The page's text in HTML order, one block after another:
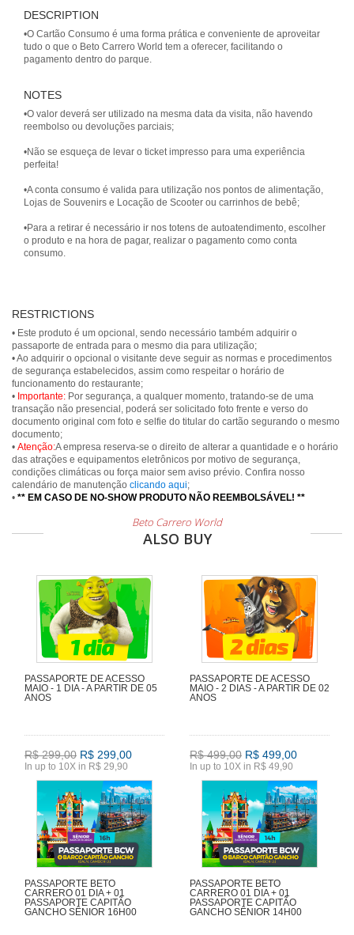
DESCRIPTION
•O Cartão Consumo é uma forma prática e conveniente de aproveitar
tudo o que o Beto Carrero World tem a oferecer, facilitando o
NOTES
•O valor deverá ser utilizado na mesma data da visita, não havendo
reembolso ou devoluções parciais;
•Não se esqueça de levar o ticket impresso para uma experiência
perfeita!
•A conta consumo é valida para utilização nos pontos de alimentação,
Lojas de Souvenirs e Locação de Scooter ou carrinhos de bebê;
•Para a retirar é necessário ir nos totens de autoatendimento, escolher
o produto e na hora de pagar, realizar o pagamento como conta
consumo.
RESTRICTIONS
• Este produto é um opcional, sendo necessário também adquirir o
passaporte de entrada para o mesmo dia para utilização;
• Ao adquirir o opcional o visitante deve seguir as normas e procedimentos
de segurança estabelecidos, assim como respeitar o horário de
funcionamento do restaurante;
• Importante: Por segurança, a qualquer momento, tratando-se de uma
transação não presencial, poderá ser solicitado foto frente e verso do
documento original com foto e selfie do titular do cartão segurando o mesmo
documento;
• Atenção:A empresa reserva-se o direito de alterar a quantidade e o horário
das atrações e equipamentos eletrônicos por motivo de segurança,
condições climáticas ou força maior sem aviso prévio. Confira nosso
calendário de manutenção clicando aqui;
• ** EM CASO DE NO-SHOW PRODUTO NÃO REEMBOLSÁVEL! **
Beto Carrero World
ALSO BUY
PASSAPORTE DE ACESSO
MAIO - 1 DIA - A PARTIR DE 05
ANOS
R$ 299,00 R$ 299,00
In up to 10X in R$ 29,90
PASSAPORTE DE ACESSO
MAIO - 2 DIAS - A PARTIR DE 02
ANOS
R$ 499,00 R$ 499,00
In up to 10X in R$ 49,90
PASSAPORTE BETO
CARRERO 01 DIA + 01
PASSAPORTE CAPITÃO
GANCHO SÊNIOR 16H00
PASSAPORTE BETO
CARRERO 01 DIA + 01
PASSAPORTE CAPITÃO
GANCHO SÊNIOR 14H00